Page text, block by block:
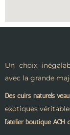
Un choix
avec la grande
Des cuirs naturels
exotiques
l’atelier boutique ACH